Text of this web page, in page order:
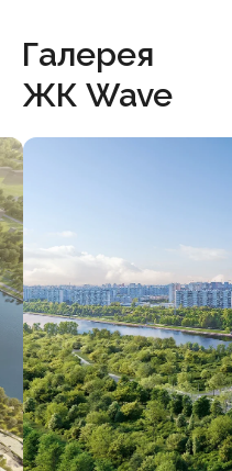
Галерея
ЖК Wave